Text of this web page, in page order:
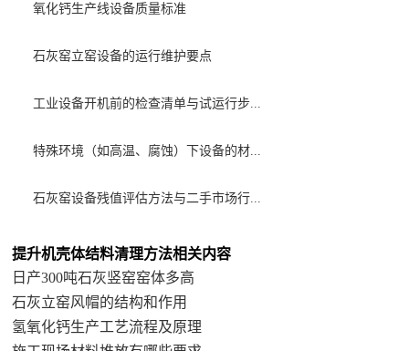
氧化钙生产线设备质量标准
石灰窑立窑设备的运行维护要点
工业设备开机前的检查清单与试运行步...
特殊环境（如高温、腐蚀）下设备的材...
石灰窑设备残值评估方法与二手市场行...
提升机壳体结料清理方法相关内容
日产300吨石灰竖窑窑体多高
石灰立窑风帽的结构和作用
氢氧化钙生产工艺流程及原理